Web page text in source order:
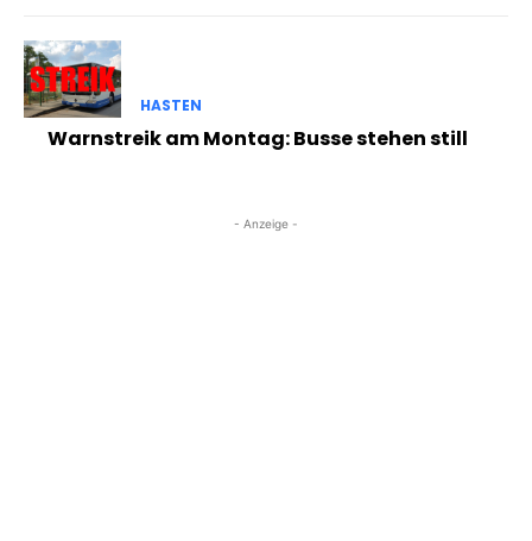
HASTEN
Warnstreik am Montag: Busse stehen still
- Anzeige -